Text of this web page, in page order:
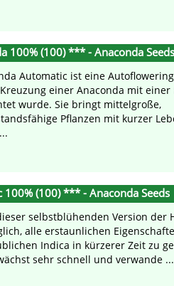
100% (100) *** - Anaconda Seeds
Automatic ist eine
einer Anaconda mit einer
wurde. Sie bringt mittelgroße,
Pflanzen mit kurzer
(100) *** - Anaconda Seeds
selbstblühenden Version der
alle erstaunlichen
Indica in kürzerer Zeit zu
sehr schnell und verwande ...